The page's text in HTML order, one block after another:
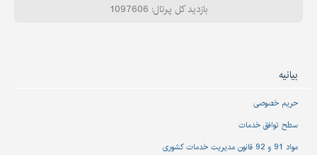
بازدید کل پرتال: 1097606
بیانیه
حریم خصوصی
سطح توافق خدمات
مواد 91 و 92 قانون مدیریت خدمات کشوری